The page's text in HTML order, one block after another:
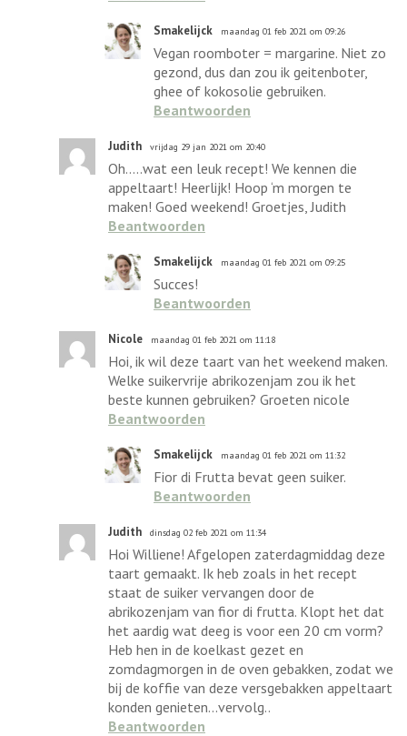
Smakelijck maandag 01 feb 2021 om 09:26
Vegan roomboter = margarine. Niet zo
gezond, dus dan zou ik geitenboter,
ghee of kokosolie gebruiken.
Beantwoorden
Judith vrijdag 29 jan 2021 om 20:40
Oh.....wat een leuk recept! We kennen die
appeltaart! Heerlijk! Hoop ‘m morgen te
maken! Goed weekend! Groetjes, Judith
Beantwoorden
Smakelijck maandag 01 feb 2021 om 09:25
Succes!
Beantwoorden
Nicole maandag 01 feb 2021 om 11:18
Hoi, ik wil deze taart van het weekend maken.
Welke suikervrije abrikozenjam zou ik het
beste kunnen gebruiken? Groeten nicole
Beantwoorden
Smakelijck maandag 01 feb 2021 om 11:32
Fior di Frutta bevat geen suiker.
Beantwoorden
Judith dinsdag 02 feb 2021 om 11:34
Hoi Williene! Afgelopen zaterdagmiddag deze
taart gemaakt. Ik heb zoals in het recept
staat de suiker vervangen door de
abrikozenjam van fior di frutta. Klopt het dat
het aardig wat deeg is voor een 20 cm vorm?
Heb hen in de koelkast gezet en
zomdagmorgen in de oven gebakken, zodat we
bij de koffie van deze versgebakken appeltaart
konden genieten...vervolg..
Beantwoorden